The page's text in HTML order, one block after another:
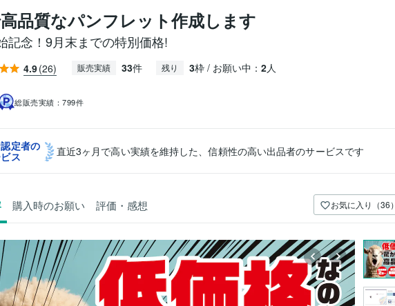
品質なパンフレット作成します
記念！9月末までの特別価格!
4.9(26) 販売実績 33件 残り 3枠 / お願い中： 2人
総販売実績：799件
定者の
ス
直近3ヶ月で高い実績を維持した、信頼性の高い出品者のサービスです
購入時のお願い 評価・感想 お気に入り（36）